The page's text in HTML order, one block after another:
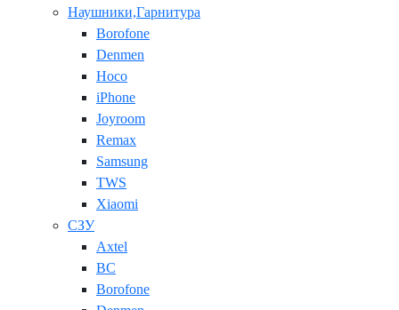
Наушники,Гарнитура
Borofone
Denmen
Hoco
iPhone
Joyroom
Remax
Samsung
TWS
Xiaomi
СЗУ
Axtel
BC
Borofone